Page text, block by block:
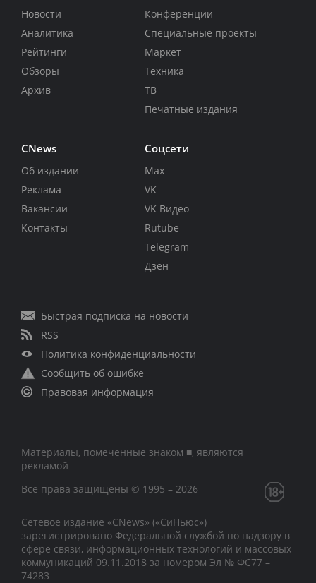
Новости
Аналитика
Рейтинги
Обзоры
Архив
Конференции
Специальные проекты
Маркет
Техника
ТВ
Печатные издания
CNews
Об издании
Реклама
Вакансии
Контакты
Соцсети
Max
VK
VK Видео
Rutube
Telegram
Дзен
Быстрая подписка на новости
RSS
Политика конфиденциальности
Сообщить об ошибке
Правовая информация
Материалы, помеченные знаком ■, являются
рекламой
Все права защищены © 1995 – 2026
Сетевое издание «CNews» («СиНьюс»)
зарегистрировано Федеральной службой по надзору в
сфере связи, информационных технологий и массовых
коммуникаций 09.11.2018 за номером Эл № ФС77 –
74283